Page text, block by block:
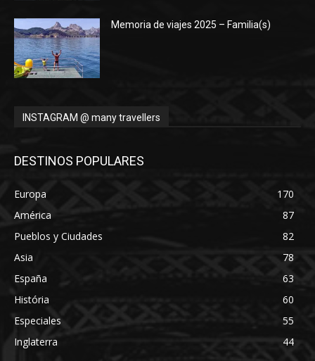
Memoria de viajes 2025 – Familia(s)
INSTAGRAM @ many travellers
DESTINOS POPULARES
Europa
170
América
87
Pueblos y Ciudades
82
Asia
78
España
63
História
60
Especiales
55
Inglaterra
44